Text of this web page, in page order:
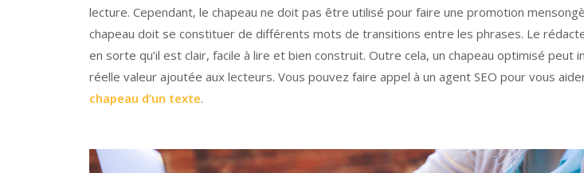
lecture. Cependant, le chapeau ne doit pas être utilisé pour faire une promotion
chapeau doit se constituer de différents mots de transitions entre les phrases. Le
en sorte qu’il est clair, facile à lire et bien construit. Outre cela, un chapeau optimisé peut
réelle valeur ajoutée aux lecteurs. Vous pouvez faire appel à un agent SEO pour vous
chapeau d’un texte.